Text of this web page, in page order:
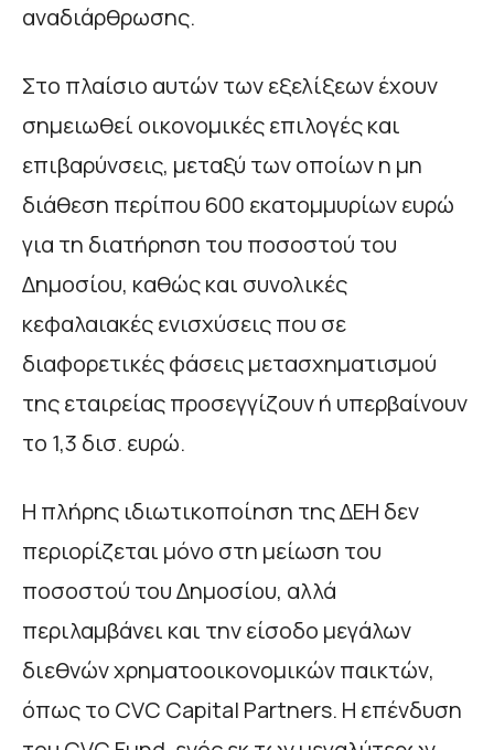
αναδιάρθρωσης.
Στο πλαίσιο αυτών των εξελίξεων έχουν
σημειωθεί οικονομικές επιλογές και
επιβαρύνσεις, μεταξύ των οποίων η μη
διάθεση περίπου 600 εκατομμυρίων ευρώ
για τη διατήρηση του ποσοστού του
Δημοσίου, καθώς και συνολικές
κεφαλαιακές ενισχύσεις που σε
διαφορετικές φάσεις μετασχηματισμού
της εταιρείας προσεγγίζουν ή υπερβαίνουν
το 1,3 δισ. ευρώ.
Η πλήρης ιδιωτικοποίηση της ΔΕΗ δεν
περιορίζεται μόνο στη μείωση του
ποσοστού του Δημοσίου, αλλά
περιλαμβάνει και την είσοδο μεγάλων
διεθνών χρηματοοικονομικών παικτών,
όπως το CVC Capital Partners. Η επένδυση